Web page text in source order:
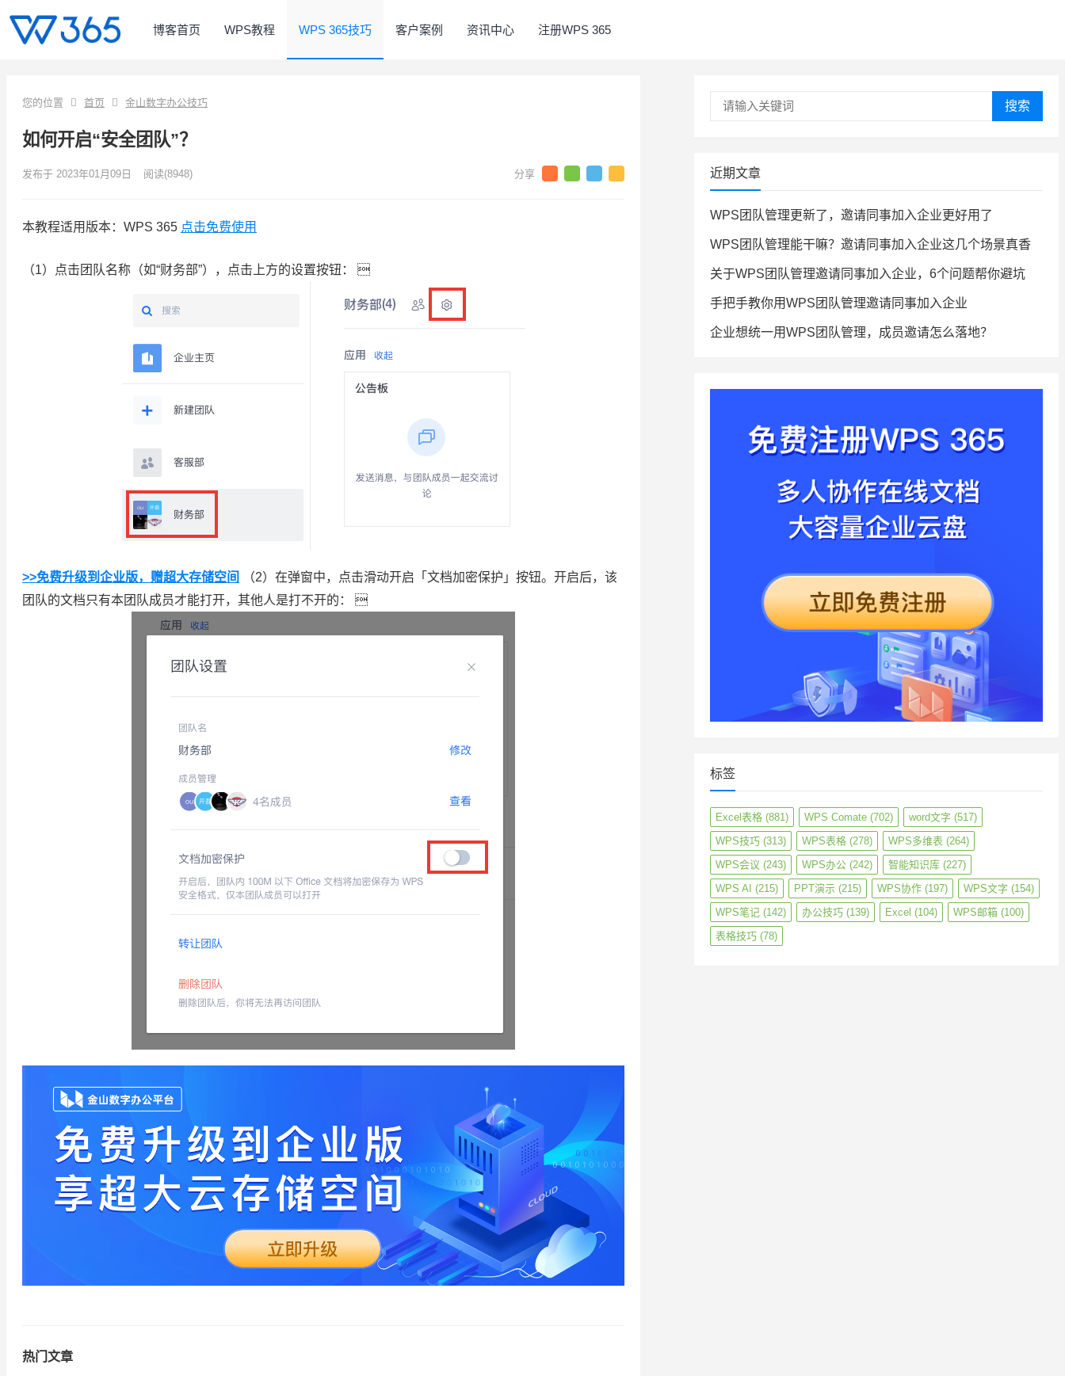
博客首页 WPS教程 WPS 365技巧 客户案例 资讯中心 注册WPS 365
您的位置 首页 金山数字办公技巧
如何开启“安全团队”？
发布于 2023年01月09日 阅读(8948)
本教程适用版本：WPS 365 点击免费使用
（1）点击团队名称（如“财务部”），点击上方的设置按钮： 
>>免费升级到企业版，赠超大存储空间
（2）在弹窗中，点击滑动开启「文档加密保护」按钮。开启后，该
团队的文档只有本团队成员才能打开，其他人是打不开的： 
热门文章
搜索
近期文章
WPS团队管理更新了，邀请同事加入企业更好用了
WPS团队管理能干嘛？邀请同事加入企业这几个场景真香
关于WPS团队管理邀请同事加入企业，6个问题帮你避坑
手把手教你用WPS团队管理邀请同事加入企业
企业想统一用WPS团队管理，成员邀请怎么落地？
标签
Excel表格 (881) WPS Comate (702) word文字 (517)
WPS技巧 (313) WPS表格 (278) WPS多维表 (264)
WPS会议 (243) WPS办公 (242) 智能知识库 (227)
WPS AI (215) PPT演示 (215) WPS协作 (197) WPS文字 (154)
WPS笔记 (142) 办公技巧 (139) Excel (104) WPS邮箱 (100)
表格技巧 (78)